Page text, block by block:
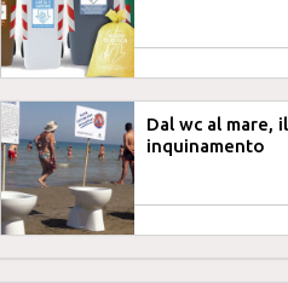
Dal wc al mare,
inquinamento